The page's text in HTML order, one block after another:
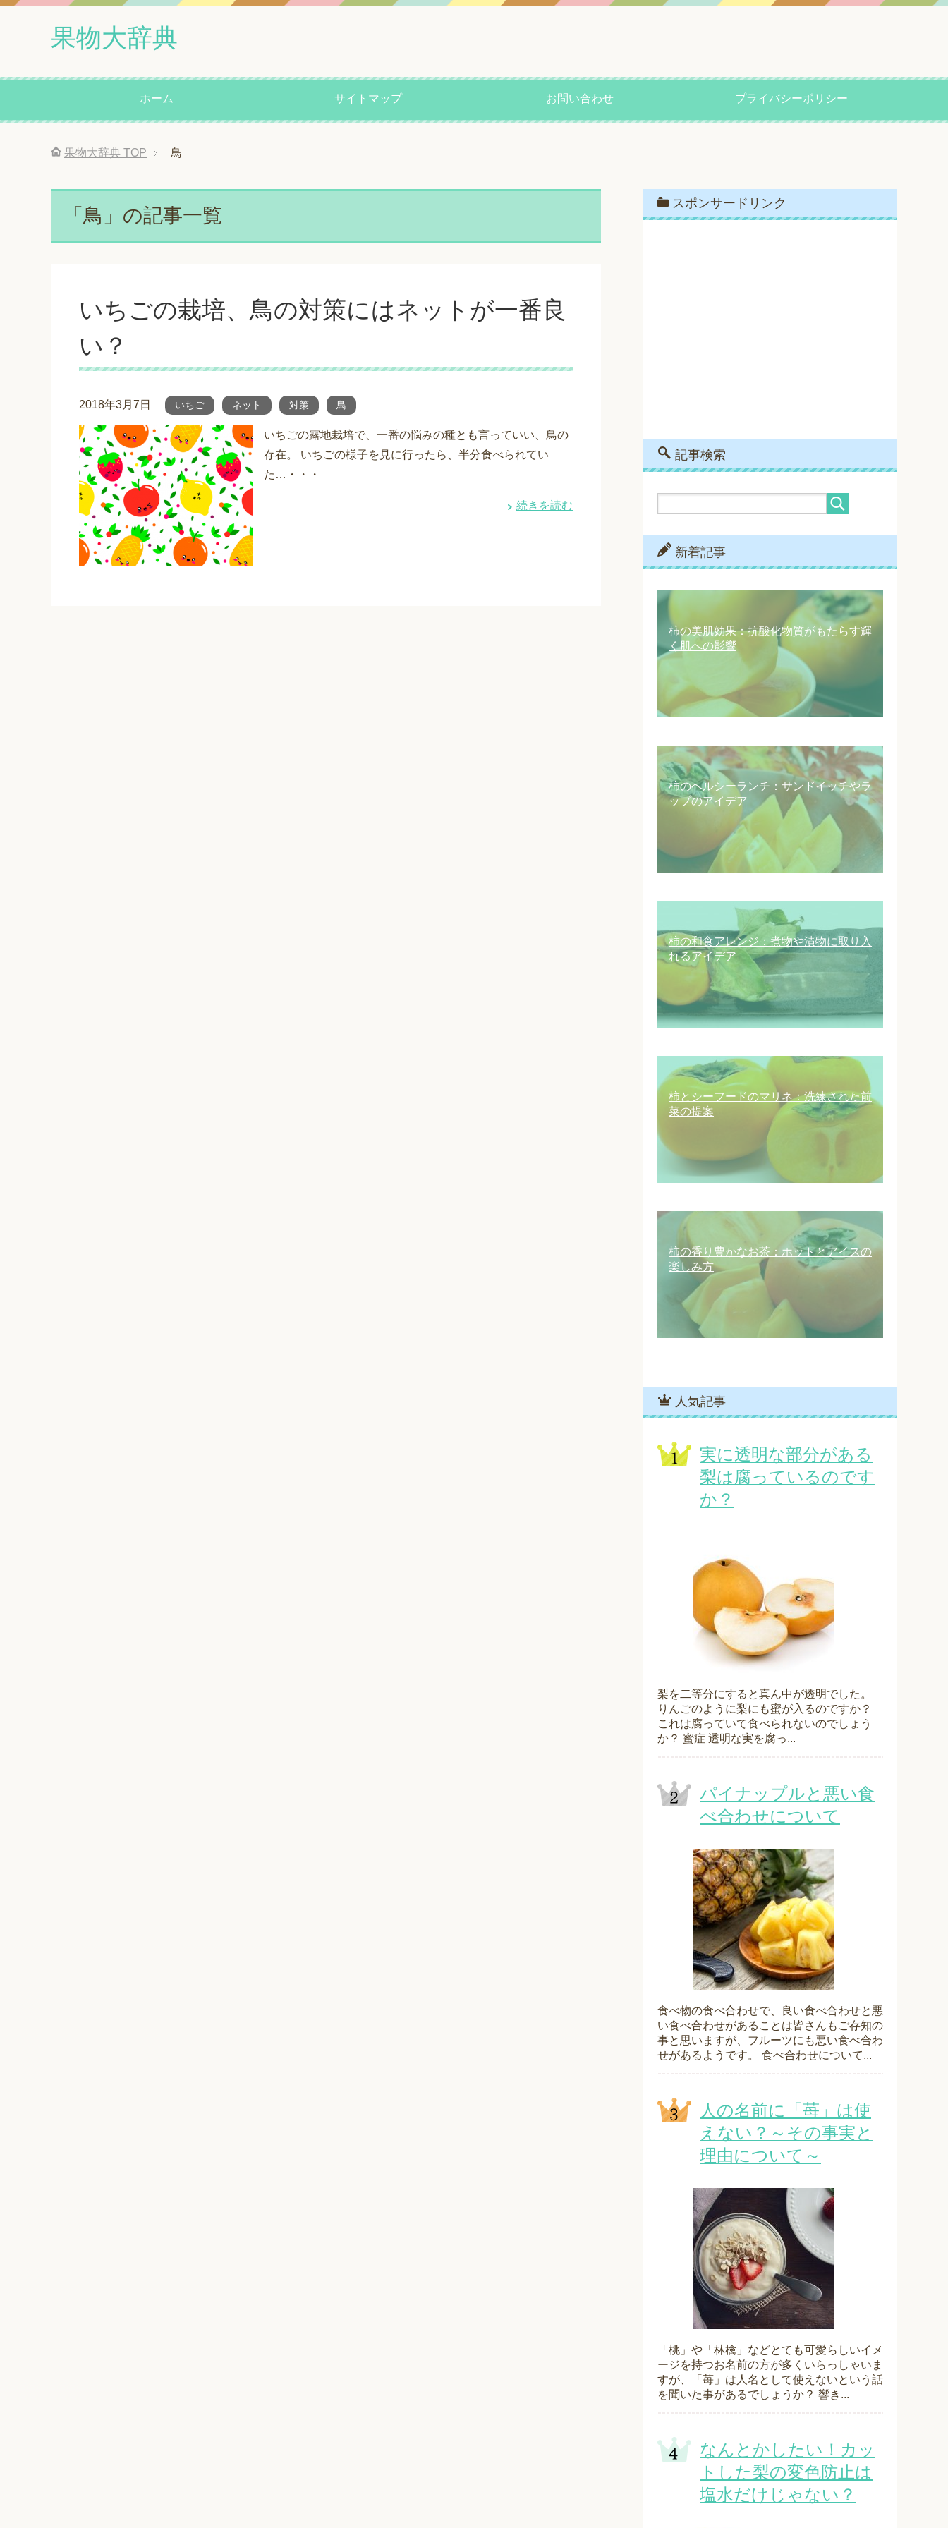
果物大辞典
ホーム サイトマップ お問い合わせ プライバシーポリシー
果物大辞典 TOP 鳥
「鳥」の記事一覧
いちごの栽培、鳥の対策にはネットが一番良
い？
2018年3月7日 いちご ネット 対策 鳥
いちごの露地栽培で、一番の悩みの種とも言っていい、鳥の
存在。 いちごの様子を見に行ったら、半分食べられてい
た…・・・
続きを読む
スポンサードリンク
記事検索
新着記事
柿の美肌効果：抗酸化物質がもたらす輝
く肌への影響
柿のヘルシーランチ：サンドイッチやラ
ップのアイデア
柿の和食アレンジ：煮物や漬物に取り入
れるアイデア
柿とシーフードのマリネ：洗練された前
菜の提案
柿の香り豊かなお茶：ホットとアイスの
楽しみ方
人気記事
実に透明な部分がある
梨は腐っているのです
か？
梨を二等分にすると真ん中が透明でした。
りんごのように梨にも蜜が入るのですか？
これは腐っていて食べられないのでしょう
か？ 蜜症 透明な実を腐っ...
パイナップルと悪い食
べ合わせについて
食べ物の食べ合わせで、良い食べ合わせと悪
い食べ合わせがあることは皆さんもご存知の
事と思いますが、フルーツにも悪い食べ合わ
せがあるようです。 食べ合わせについて...
人の名前に「苺」は使
えない？～その事実と
理由について～
「桃」や「林檎」などとても可愛らしいイメ
ージを持つお名前の方が多くいらっしゃいま
すが、「苺」は人名として使えないという話
を聞いた事があるでしょうか？ 響き...
なんとかしたい！カッ
トした梨の変色防止は
塩水だけじゃない？